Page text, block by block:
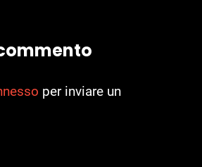
per inviare un